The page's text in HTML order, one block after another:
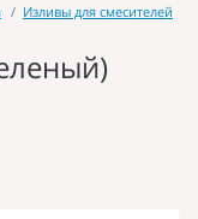
Изливы для смесителей